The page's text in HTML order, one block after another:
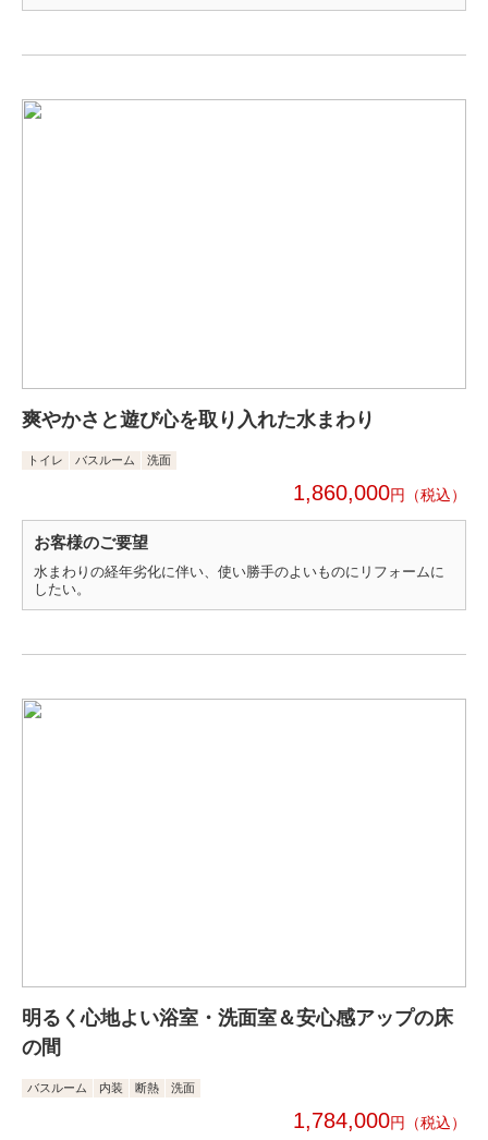
爽やかさと遊び心を取り入れた水まわり
トイレ バスルーム 洗面
1,860,000円
お客様のご要望
水まわりの経年劣化に伴い、使い勝手のよいものにリフォームに
したい。
明るく心地よい浴室・洗面室＆安心感アップの床
の間
バスルーム 内装 断熱 洗面
1,784,000円